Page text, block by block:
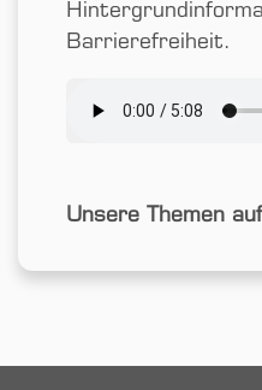
Barrierefreiheit.
Unsere Themen